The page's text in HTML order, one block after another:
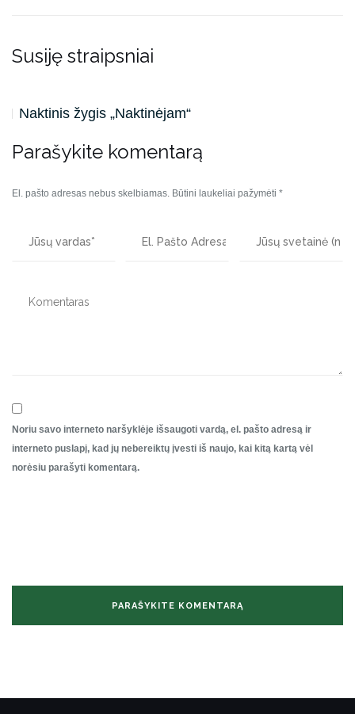
Susiję straipsniai
Naktinis žygis „Naktinėjam“
Parašykite komentarą
El. pašto adresas nebus skelbiamas. Būtini laukeliai pažymėti *
Noriu savo interneto naršyklėje išsaugoti vardą, el. pašto adresą ir
interneto puslapį, kad jų nebereiktų įvesti iš naujo, kai kitą kartą vėl
norėsiu parašyti komentarą.